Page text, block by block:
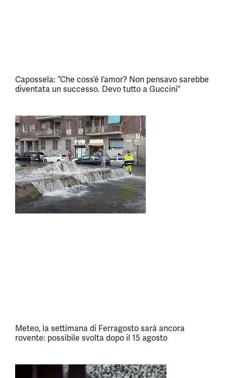
Capossela: “Che coss’è l’amor? Non pensavo sarebbe
diventata un successo. Devo tutto a Guccini”
Meteo, la settimana di Ferragosto sarà ancora
rovente: possibile svolta dopo il 15 agosto